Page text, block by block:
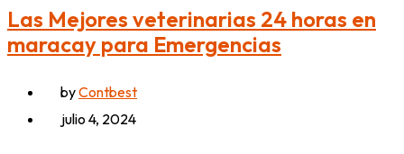
Las Mejores veterinarias 24 horas en
maracay para Emergencias
byContbest
julio 4, 2024